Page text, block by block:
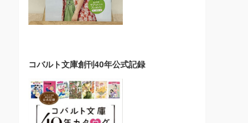
コバルト文庫創刊40年公式記録